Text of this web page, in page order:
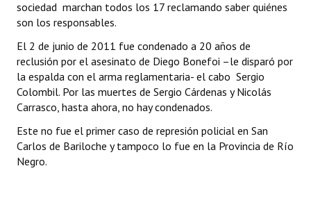
Datos Históricos
Premio al Mérito - Registro
Audiencias Públicas - Registro
Mujeres que Dejaron Huellas - Registro
Periodistas Decanos - Registro
Ciudadano Ilustre - Registro
sociedad marchan todos los 17 reclamando saber quiénes
son los responsables.
El 2 de junio de 2011 fue condenado a 20 años de
reclusión por el asesinato de Diego Bonefoi –le disparó por
la espalda con el arma reglamentaria- el cabo Sergio
Colombil. Por las muertes de Sergio Cárdenas y Nicolás
Carrasco, hasta ahora, no hay condenados.
Este no fue el primer caso de represión policial en San
Carlos de Bariloche y tampoco lo fue en la Provincia de Río
Negro.